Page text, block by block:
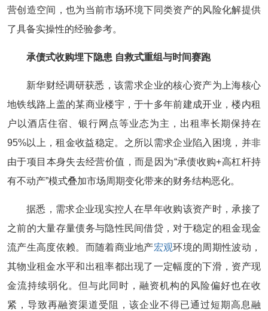
营创造空间，也为当前市场环境下同类资产的风险化解提供
了具备实操性的经验参考。
承债式收购埋下隐患 自救式重组与时间赛跑
新华财经调研获悉，该需求企业的核心资产为上海核心
地铁线路上盖的某商业楼宇，于十多年前建成开业，楼内租
户以酒店住宿、银行网点等业态为主，出租率长期保持在
95%以上，租金收益稳定。之所以需求企业陷入困境，并非
由于项目本身失去经营价值，而是因为“承债收购+高杠杆持
有不动产”模式叠加市场周期变化带来的财务结构恶化。
据悉，需求企业现实控人在早年收购该资产时，承接了
之前的大量存量债务与隐性民间借贷，对于稳定的租金现金
流产生高度依赖。而随着商业地产宏观环境的周期性波动，
其物业租金水平和出租率都出现了一定幅度的下滑，资产现
金流持续弱化。但与此同时，融资机构的风险偏好也在收
紧，导致再融资渠道受阻，该企业不得已通过短期高息融